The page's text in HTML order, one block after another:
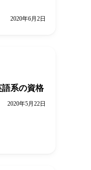
2020年6月2日
系の資格
2020年5月22日